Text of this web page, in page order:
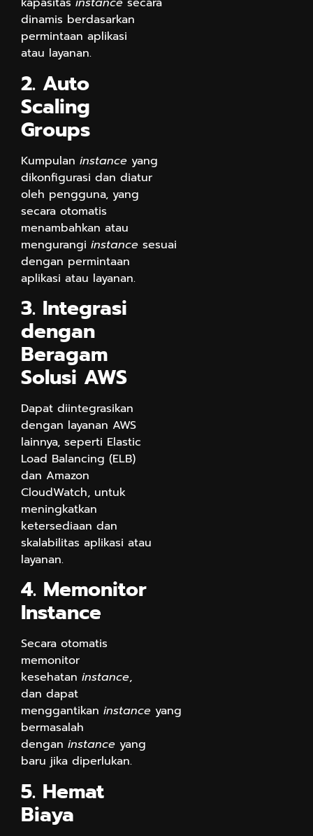
dinamis berdasarkan
permintaan aplikasi
atau layanan.
2. Auto
Scaling
Groups
Kumpulan instance yang
dikonfigurasi dan diatur
oleh pengguna, yang
secara otomatis
menambahkan atau
mengurangi instance sesuai
dengan permintaan
aplikasi atau layanan.
3. Integrasi
dengan
Beragam
Solusi AWS
Dapat diintegrasikan
dengan layanan AWS
lainnya, seperti Elastic
Load Balancing (ELB)
dan Amazon
CloudWatch, untuk
meningkatkan
ketersediaan dan
skalabilitas aplikasi atau
layanan.
4. Memonitor
Instance
Secara otomatis
memonitor
kesehatan instance,
dan dapat
menggantikan instance yang
bermasalah
dengan instance yang
baru jika diperlukan.
5. Hemat
Biaya